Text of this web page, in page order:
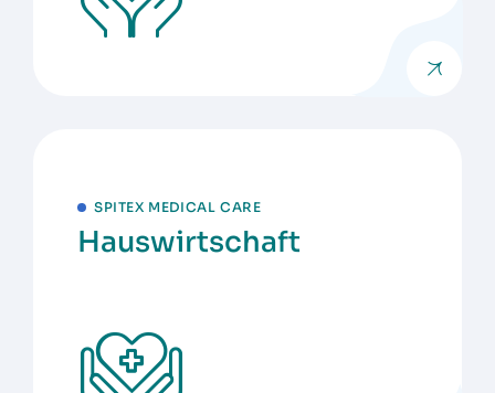
SPITEX MEDICAL CARE
Hauswirtschaft